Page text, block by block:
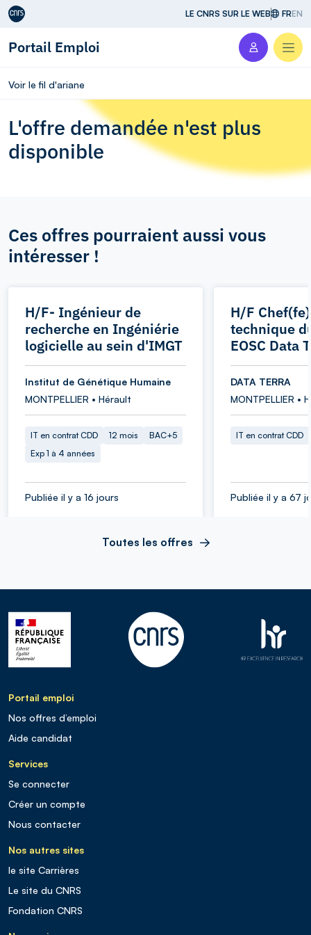
Aller au contenu LE CNRS SUR LE WEB FREN
Portail Emploi
Voir le fil d'ariane
L'offre demandée n'est plus
disponible
Ces offres pourraient aussi vous
intéresser !
H/F- Ingénieur de
recherche en Ingéniérie
logicielle au sein d'IMGT
Institut de Génétique Humaine
MONTPELLIER • Hérault
IT en contrat CDD 12 mois
BAC+5
Exp 1 à 4 années
Publiée il y a 16 jours
H/F
technique
EOSC Data
DATA TERRA
MONTPELLIER •
IT en contrat CDD
Publiée il y a 67
Toutes les offres
Portail emploi
Nos offres d’emploi
Aide candidat
Services
Se connecter
Créer un compte
Nous contacter
Nos autres sites
le site Carrières
Le site du CNRS
Fondation CNRS